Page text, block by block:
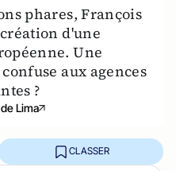
phares, François
d'une
Une
aux agences
?
Lima
CLASSER